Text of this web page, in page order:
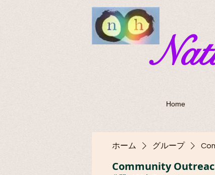
Home
ホーム グループ
Community